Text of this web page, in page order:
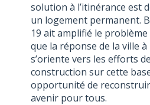
solution à l’itinérance est
un logement permanent.
19 ait amplifié le
que la réponse de la ville
s’oriente vers les efforts
construction sur cette
opportunité de
avenir pour tous.